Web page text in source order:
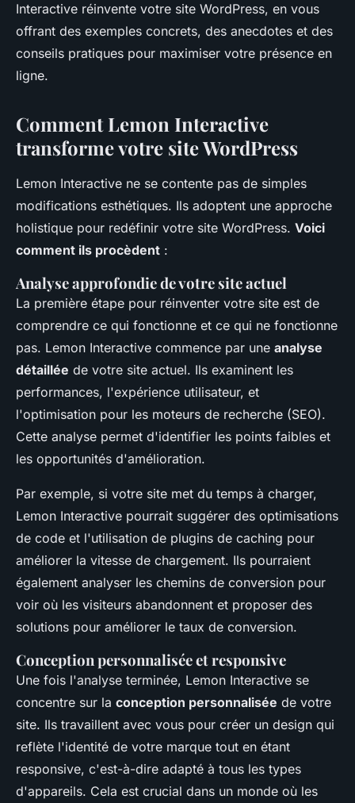
Interactive réinvente votre site WordPress, en vous
offrant des exemples concrets, des anecdotes et des
conseils pratiques pour maximiser votre présence en
ligne.
Comment Lemon Interactive
transforme votre site WordPress
Lemon Interactive ne se contente pas de simples
modifications esthétiques. Ils adoptent une approche
holistique pour redéfinir votre site WordPress. Voici
comment ils procèdent :
Analyse approfondie de votre site actuel
La première étape pour réinventer votre site est de
comprendre ce qui fonctionne et ce qui ne fonctionne
pas. Lemon Interactive commence par une analyse
détaillée de votre site actuel. Ils examinent les
performances, l'expérience utilisateur, et
l'optimisation pour les moteurs de recherche (SEO).
Cette analyse permet d'identifier les points faibles et
les opportunités d'amélioration.
Par exemple, si votre site met du temps à charger,
Lemon Interactive pourrait suggérer des optimisations
de code et l'utilisation de plugins de caching pour
améliorer la vitesse de chargement. Ils pourraient
également analyser les chemins de conversion pour
voir où les visiteurs abandonnent et proposer des
solutions pour améliorer le taux de conversion.
Conception personnalisée et responsive
Une fois l'analyse terminée, Lemon Interactive se
concentre sur la conception personnalisée de votre
site. Ils travaillent avec vous pour créer un design qui
reflète l'identité de votre marque tout en étant
responsive, c'est-à-dire adapté à tous les types
d'appareils. Cela est crucial dans un monde où les